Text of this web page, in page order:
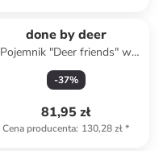
done by deer
Pojemnik "Deer friends" w
kolorze zielonym na lunch
-37%
81,95 zł
Cena producenta: 130,28 zł*